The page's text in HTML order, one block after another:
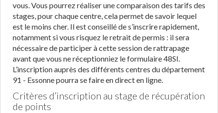
vous. Vous pourrez réaliser une comparaison des tarifs des
stages, pour chaque centre, cela permet de savoir lequel
est le moins cher. Il est conseillé de s’inscrire rapidement,
notamment si vous risquez le retrait de permis : il sera
nécessaire de participer à cette session de rattrapage
avant que vous ne réceptionniez le formulaire 48SI.
L’inscription auprès des différents centres du département
91 - Essonne pourra se faire en direct en ligne.
Critères d’inscription au stage de récupération
de points